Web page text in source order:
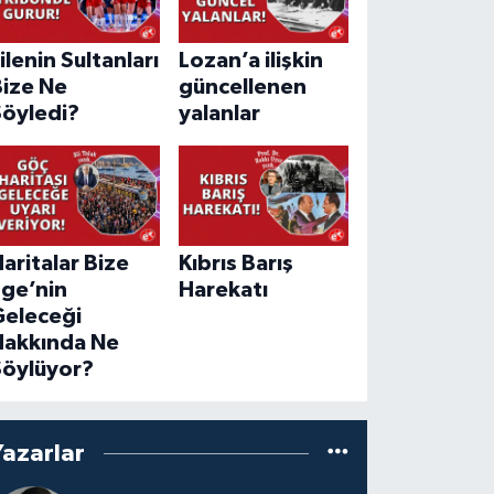
Sultanları
Ne
Lozan’a ilişkin
güncellenen
yalanlar
Bize
Ne
Kıbrıs Barış
Harekatı